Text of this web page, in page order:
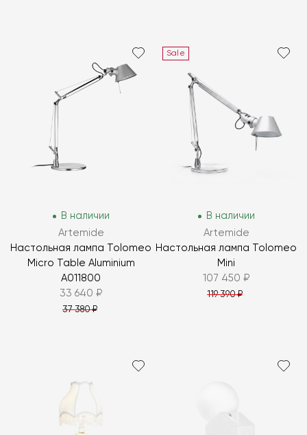
В наличии
Artemide
Настольная лампа Tolomeo
Micro Table Aluminium
A011800
33 640 ₽
37 380 ₽
Sale
В наличии
Artemide
Настольная лампа Tolomeo
Mini
107 450 ₽
119 390 ₽